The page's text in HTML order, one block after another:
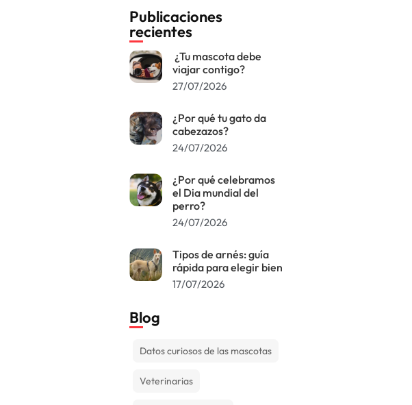
Publicaciones
recientes
¿Tu mascota debe
viajar contigo?
27/07/2026
¿Por qué tu gato da
cabezazos?
24/07/2026
¿Por qué celebramos
el Dia mundial del
perro?
24/07/2026
Tipos de arnés: guía
rápida para elegir bien
17/07/2026
Blog
Datos curiosos de las mascotas
Veterinarias